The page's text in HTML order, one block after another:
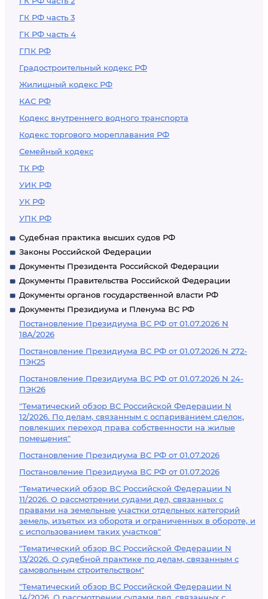
ГК РФ часть 3
ГК РФ часть 4
ГПК РФ
Градостроительный кодекс РФ
Жилищный кодекс РФ
КАС РФ
Кодекс внутреннего водного транспорта
Кодекс торгового мореплавания РФ
Семейный кодекс
ТК РФ
УИК РФ
УК РФ
УПК РФ
Судебная практика высших судов РФ
Законы Российской Федерации
Документы Президента Российской Федерации
Документы Правительства Российской Федерации
Документы органов государственной власти РФ
Документы Президиума и Пленума ВС РФ
Постановление Президиума ВС РФ от 01.07.2026 N
18А/2026
Постановление Президиума ВС РФ от 01.07.2026 N 272-
ПЭК25
Постановление Президиума ВС РФ от 01.07.2026 N 24-
ПЭК26
"Тематический обзор ВС Российской Федерации N
12/2026. По делам, связанным с оспариванием сделок,
повлекших переход права собственности на жилые
помещения"
Постановление Президиума ВС РФ от 01.07.2026
Постановление Президиума ВС РФ от 01.07.2026
"Тематический обзор ВС Российской Федерации N
11/2026. О рассмотрении судами дел, связанных с
правами на земельные участки отдельных категорий
земель, изъятых из оборота и ограниченных в обороте, и
с использованием таких участков"
"Тематический обзор ВС Российской Федерации N
13/2026. О судебной практике по делам, связанным с
самовольным строительством"
"Тематический обзор ВС Российской Федерации N